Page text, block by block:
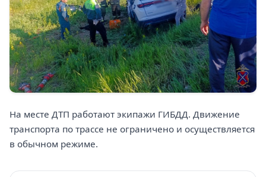
На месте ДТП работают экипажи ГИБДД. Движение
транспорта по трассе не ограничено и осуществляется
в обычном режиме.